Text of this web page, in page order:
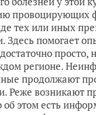
провоцирующих
тех или иных
Здесь помогает
просто,
регионе.
продолжают
Реже возникают
об этом есть